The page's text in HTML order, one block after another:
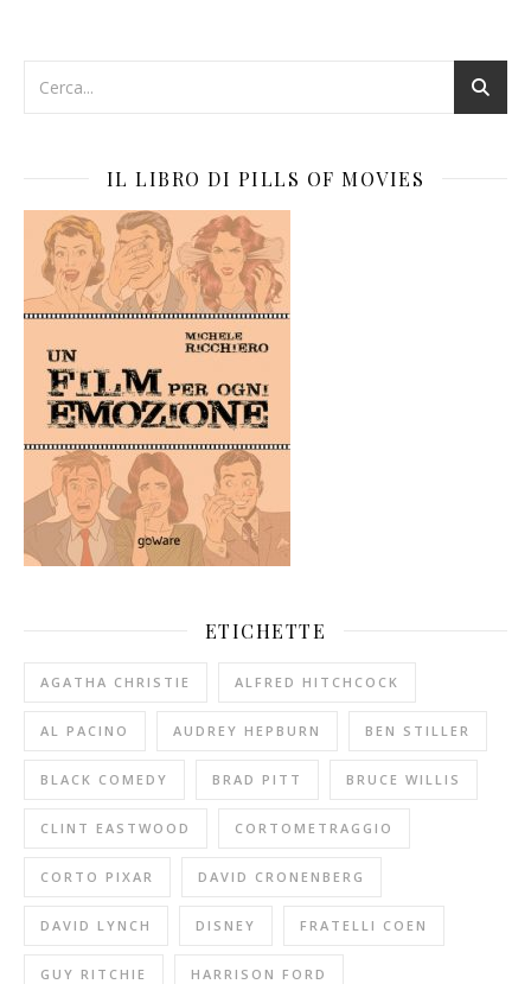
IL LIBRO DI PILLS OF MOVIES
ETICHETTE
AGATHA CHRISTIE ALFRED HITCHCOCK
AL PACINO AUDREY HEPBURN BEN STILLER
BLACK COMEDY BRAD PITT BRUCE WILLIS
CLINT EASTWOOD CORTOMETRAGGIO
CORTO PIXAR DAVID CRONENBERG
DAVID LYNCH DISNEY FRATELLI COEN
GUY RITCHIE HARRISON FORD